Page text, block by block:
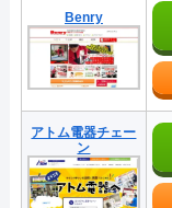
Benry
アトム電器チェー
ン